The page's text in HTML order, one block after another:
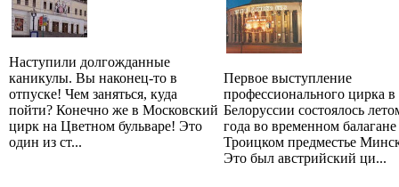
Наступили долгожданные
каникулы. Вы наконец-то в
отпуске! Чем заняться, куда
пойти? Конечно же в Московский
цирк на Цветном бульваре! Это
один из ст...
Первое выступление
профессионального цирка в
Белоруссии состоялось
года во временном балагане
Троицком предместье
Это был австрийский ци...